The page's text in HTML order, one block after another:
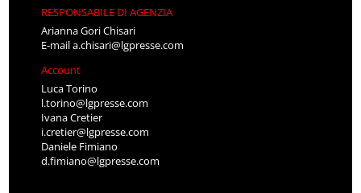
RESPONSABILE DI AGENZIA
Arianna Gori Chisari
E-maila.chisari@lgpresse.com
Account
Luca Torino
l.torino@lgpresse.com
Ivana Cretier
i.cretier@lgpresse.com
Daniele Fimiano
d.fimiano@lgpresse.com